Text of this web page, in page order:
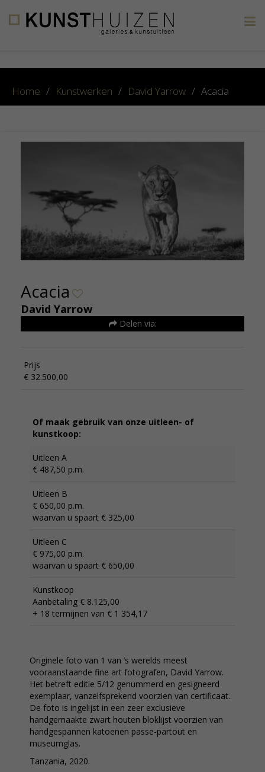
Home / Kunstwerken / David Yarrow / Acacia
Acacia
David Yarrow
Delen via:
Prijs
€ 32.500,00
Of maak gebruik van onze uitleen- of
kunstkoop:
Uitleen A
€ 487,50 p.m.
Uitleen B
€ 650,00 p.m.
waarvan u spaart € 325,00
Uitleen C
€ 975,00 p.m.
waarvan u spaart € 650,00
Kunstkoop
Aanbetaling € 8.125,00
+ 18 termijnen van € 1 354,17
Originele foto van 1 van ’s werelds meest
vooraanstaande fine art fotografen, David Yarrow.
Het betreft editie 5/12 genummerd en gesigneerd
exemplaar, vanzelfsprekend voorzien van certificaat.
De foto is ingelijst in een zeer exclusieve
handgemaakte zwart houten bloklijst voorzien van
handgespannen katoenen passe-partout en
museumglas.
Tanzania, 2020.